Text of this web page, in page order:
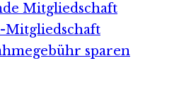
Mitgliedschaft
Mitgliedschaft
sparen